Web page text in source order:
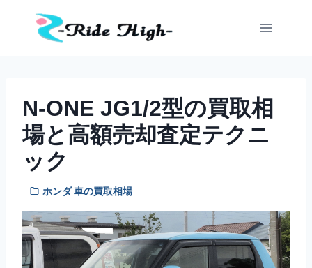
N-ONE JG1/2型の買取相
場と高額売却査定テクニ
ック
ホンダ 車の買取相場